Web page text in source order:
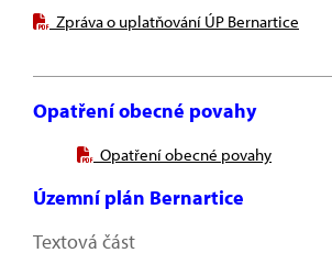
Zpráva o uplatňování ÚP Bernartice
Opatření obecné povahy
Opatření obecné povahy
Územní plán Bernartice
Textová část